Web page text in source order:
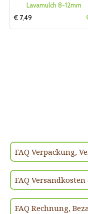
Lavamulch 8-12mm
€ 7,49
FAQ Verpackung,
FAQ
FAQ Rechnung,